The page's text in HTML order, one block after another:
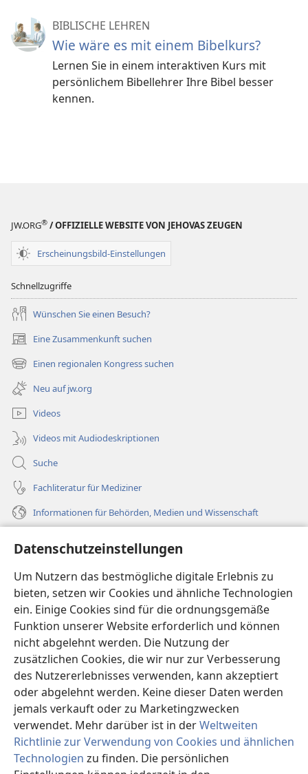
Datenschutzeinstellungen
Um Nutzern das bestmögliche digitale Erlebnis zu
bieten, setzen wir Cookies und ähnliche Technologien
ein. Einige Cookies sind für die ordnungsgemäße
Funktion unserer Website erforderlich und können
nicht abgelehnt werden. Die Nutzung der
zusätzlichen Cookies, die wir nur zur Verbesserung
des Nutzererlebnisses verwenden, kann akzeptiert
oder abgelehnt werden. Keine dieser Daten werden
jemals verkauft oder zu Marketingzwecken
verwendet. Mehr darüber ist in derWeltweiten
Richtlinie zur Verwendung von Cookies und ähnlichen
Technologien zu finden. Die persönlichen
BIBLISCHE LEHREN
Wie wäre es mit einem Bibelkurs?
Lernen Sie in einem interaktiven Kurs mit
persönlichem Bibellehrer Ihre Bibel besser
kennen.
JW.ORG® / OFFIZIELLE WEBSITE VON JEHOVAS ZEUGEN
Erscheinungsbild-Einstellungen
Schnellzugriffe
Wünschen Sie einen Besuch?
Eine Zusammenkunft suchen
(öffnet
neues
Fenster)
Einen regionalen Kongress suchen
(öffnet
neues
Fenster)
Neu auf jw.org
Videos
Videos mit Audiodeskriptionen
Suche
Fachliteratur für Mediziner
Informationen für Behörden, Medien und Wissenschaft
Spenden
(öffnet
neues
Fenster)Wachtturm ONLINE-BIBLIOTHEK
(öffnet
neues
Fenster)JW Hub®
(öffnet
neues
Fenster)JW Library
Watchtower Library ®